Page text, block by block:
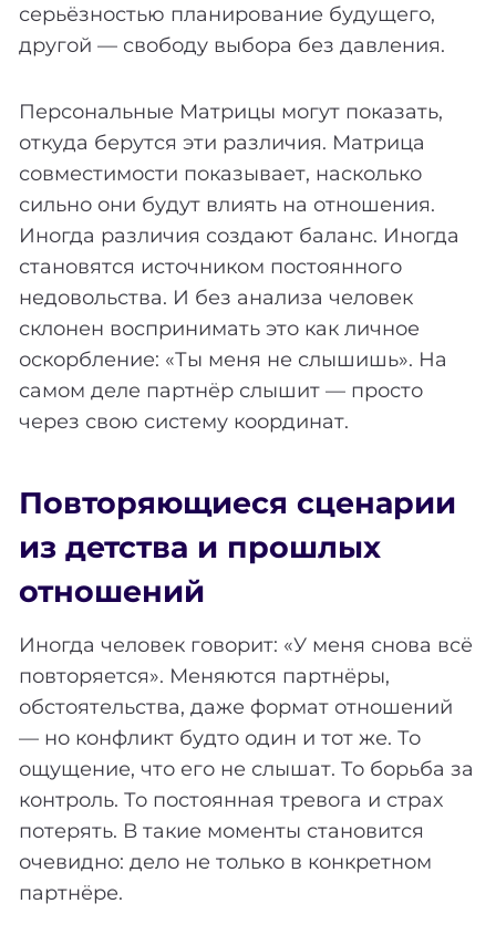
серьёзностью планирование будущего,
другой — свободу выбора без давления.
Персональные Матрицы могут показать,
откуда берутся эти различия. Матрица
совместимости показывает, насколько
сильно они будут влиять на отношения.
Иногда различия создают баланс. Иногда
становятся источником постоянного
недовольства. И без анализа человек
склонен воспринимать это как личное
оскорбление: «Ты меня не слышишь». На
самом деле партнёр слышит — просто
через свою систему координат.
Повторяющиеся сценарии
из детства и прошлых
отношений
Иногда человек говорит: «У меня снова всё
повторяется». Меняются партнёры,
обстоятельства, даже формат отношений
— но конфликт будто один и тот же. То
ощущение, что его не слышат. То борьба за
контроль. То постоянная тревога и страх
потерять. В такие моменты становится
очевидно: дело не только в конкретном
партнёре.